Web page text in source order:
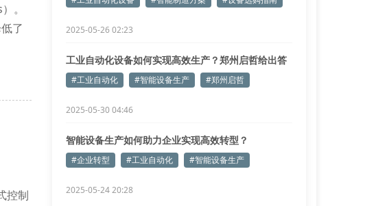
。
了
应
控制
2025-05-26 02:23
工业自动化设备如何实现高效生产？郑州启哲给出答
案#工业自动化 #智能设备生产 #郑州启哲
2025-05-30 04:46
智能设备生产如何助力企业实现高效转型？
#企业转型 #工业自动化 #智能设备生产
2025-05-24 20:28